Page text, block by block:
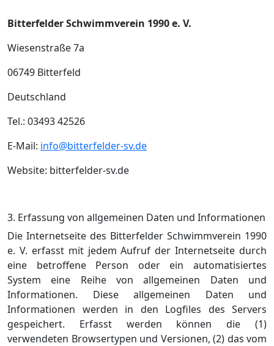
Bitterfelder Schwimmverein 1990 e. V.
Wiesenstraße 7a
06749 Bitterfeld
Deutschland
Tel.: 03493 42526
E-Mail: info@bitterfelder-sv.de
Website: bitterfelder-sv.de
3. Erfassung von allgemeinen Daten und Informationen
Die Internetseite des Bitterfelder Schwimmverein 1990
e. V. erfasst mit jedem Aufruf der Internetseite durch
eine betroffene Person oder ein automatisiertes
System eine Reihe von allgemeinen Daten und
Informationen. Diese allgemeinen Daten und
Informationen werden in den Logfiles des Servers
gespeichert. Erfasst werden können die (1)
verwendeten Browsertypen und Versionen, (2) das vom